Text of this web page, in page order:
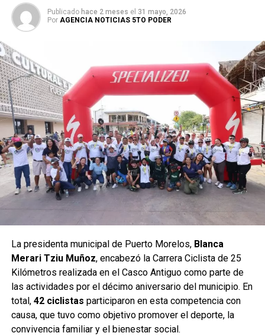
Publicado hace 2 meses el 31 mayo, 2026
Por AGENCIA NOTICIAS 5TO PODER
La presidenta municipal de Puerto Morelos, Blanca
Merari Tziu Muñoz, encabezó la Carrera Ciclista de 25
Kilómetros realizada en el Casco Antiguo como parte de
las actividades por el décimo aniversario del municipio. En
total, 42 ciclistas participaron en esta competencia con
causa, que tuvo como objetivo promover el deporte, la
convivencia familiar y el bienestar social.